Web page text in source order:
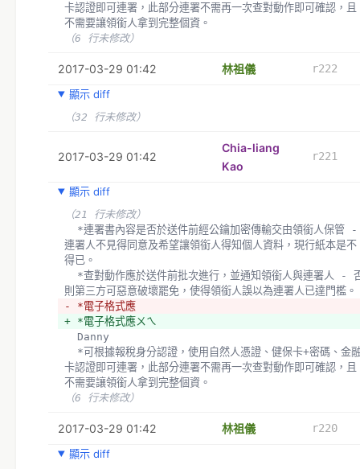
卡認證即可連署，此部分連署不需再一次查對動作即可確認，且
不需要讓領銜人拿到完整個資。
（6 行未修改）
2017-03-29 01:42 林祖儀
r222
顯示 diff
（32 行未修改）
2017-03-29 01:42
Chia-liang
Kao
r221
顯示 diff
（21 行未修改）
連署人不見得同意及希望讓領銜人得知個人資料，現行紙本是不
得已。
則第三方可惡意破壞罷免，使得領銜人誤以為連署人已達門檻。
- *電子格式應
+ *電子格式應ㄨㄟ
  Danny
卡認證即可連署，此部分連署不需再一次查對動作即可確認，且
不需要讓領銜人拿到完整個資。
（6 行未修改）
2017-03-29 01:42 林祖儀
r220
顯示 diff